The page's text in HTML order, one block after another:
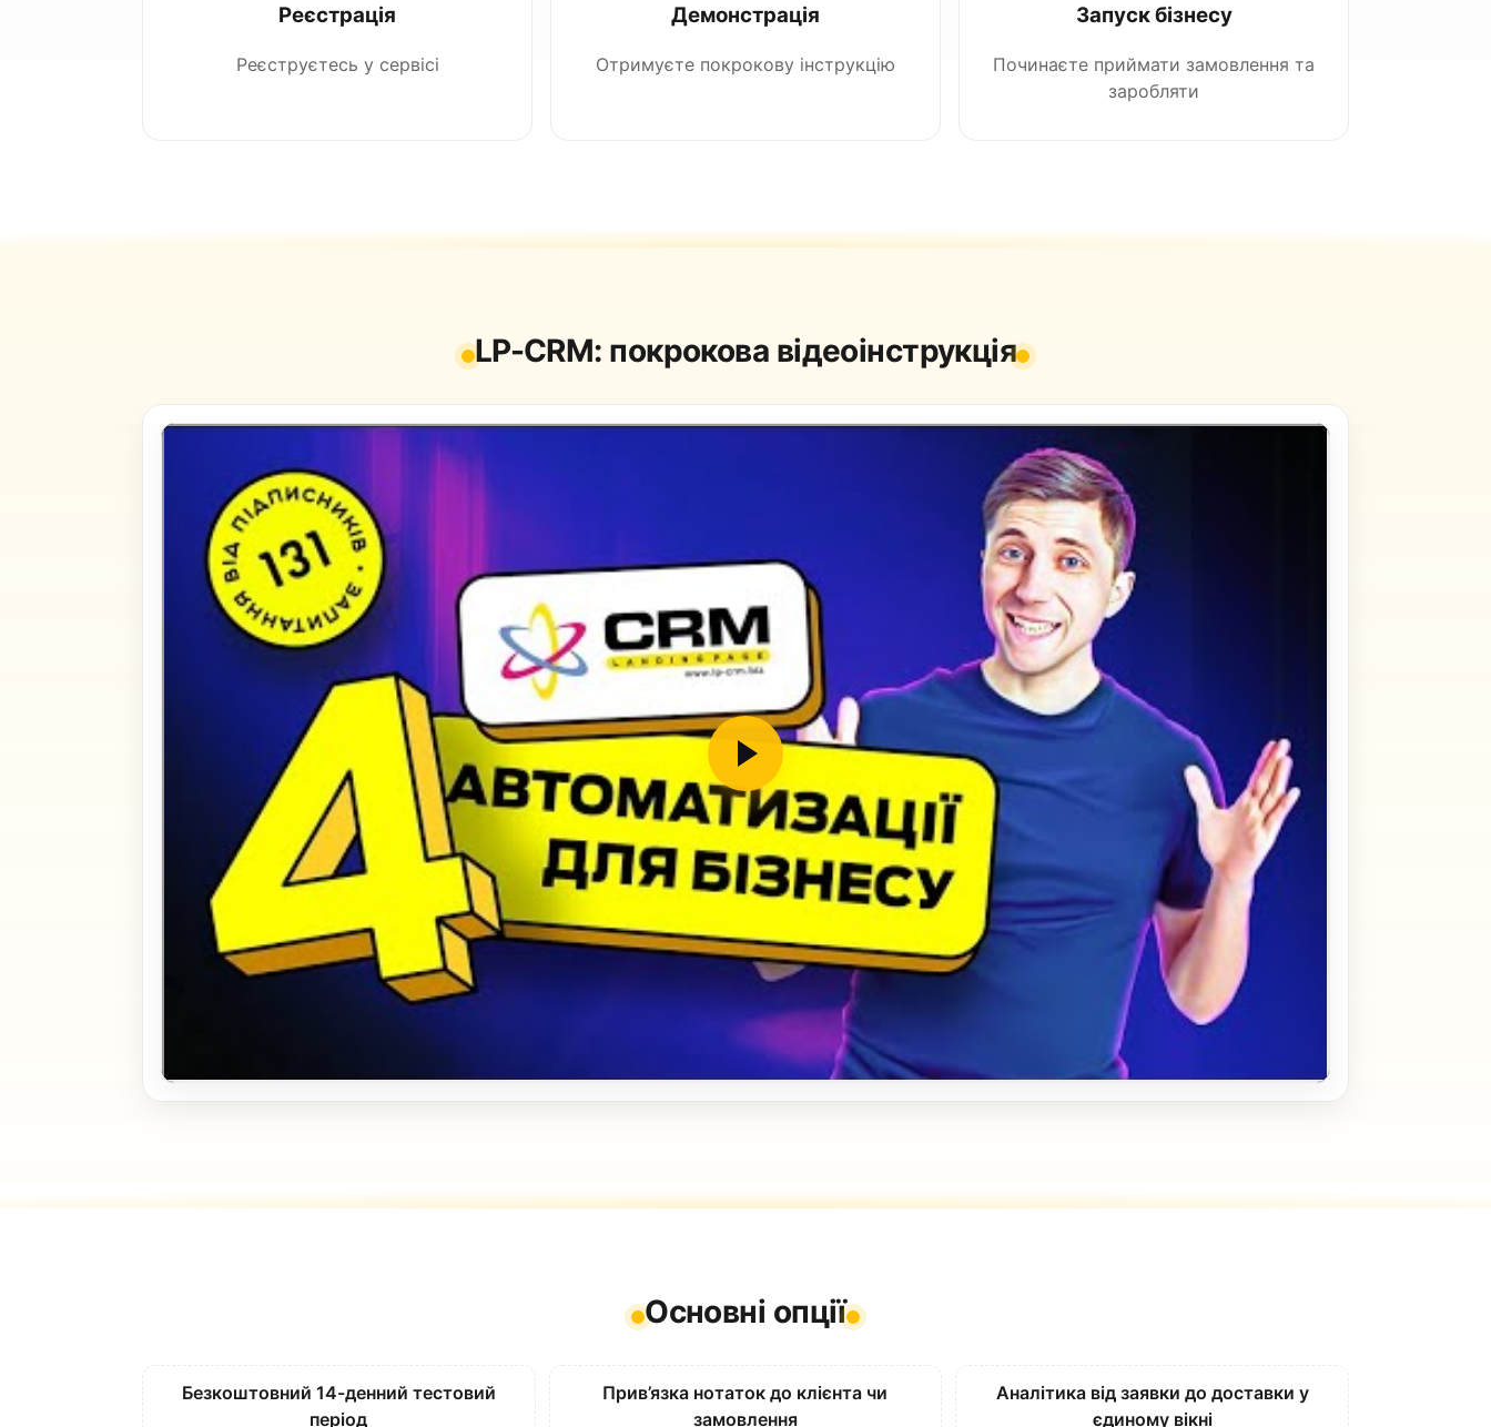
Реєстрація
Реєструєтесь у сервісі
Демонстрація
Отримуєте покрокову інструкцію
Запуск бізнесу
Починаєте приймати замовлення та
заробляти
LP-CRM: покрокова відеоінструкція
Основні опції
Безкоштовний 14-денний тестовий
період
Прив’язка нотаток до клієнта чи
замовлення
Аналітика від заявки до доставки у
єдиному вікні